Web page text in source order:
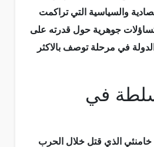
والسياسية التي تراكمت
جوهرية حول قدرته على
في مرحلة توصف بالاكثر
في
خامنئي الذي قتل خلال الحرب